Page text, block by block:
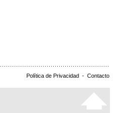
Política de Privacidad - Contacto